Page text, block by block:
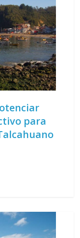
para